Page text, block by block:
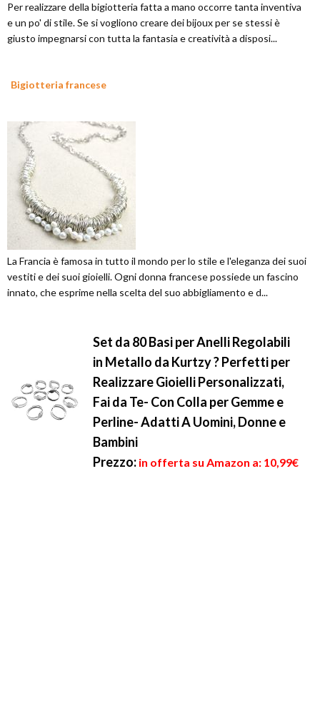
Per realizzare della bigiotteria fatta a mano occorre tanta inventiva
e un po' di stile. Se si vogliono creare dei bijoux per se stessi è
giusto impegnarsi con tutta la fantasia e creatività a disposi...
Bigiotteria francese
La Francia è famosa in tutto il mondo per lo stile e l'eleganza dei suoi
vestiti e dei suoi gioielli. Ogni donna francese possiede un fascino
innato, che esprime nella scelta del suo abbigliamento e d...
Set da 80 Basi per Anelli Regolabili
in Metallo da Kurtzy ? Perfetti per
Realizzare Gioielli Personalizzati,
Fai da Te- Con Colla per Gemme e
Perline- Adatti A Uomini, Donne e
Bambini
Prezzo: in offerta su Amazon a: 10,99€